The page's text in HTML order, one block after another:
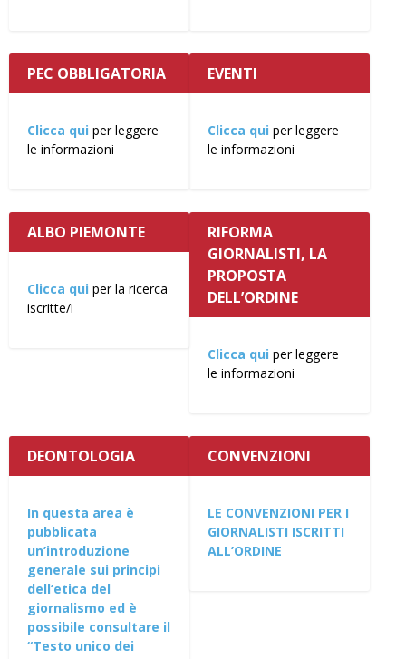
PEC OBBLIGATORIA
Clicca qui per leggere
le informazioni
EVENTI
Clicca qui per leggere
le informazioni
ALBO PIEMONTE
Clicca qui per la ricerca
iscritte/i
RIFORMA
GIORNALISTI, LA
PROPOSTA
DELL’ORDINE
Clicca qui per leggere
le informazioni
DEONTOLOGIA
In questa area è
pubblicata
un’introduzione
generale sui principi
dell’etica del
giornalismo ed è
possibile consultare il
“Testo unico dei
CONVENZIONI
LE CONVENZIONI PER I
GIORNALISTI ISCRITTI
ALL’ORDINE